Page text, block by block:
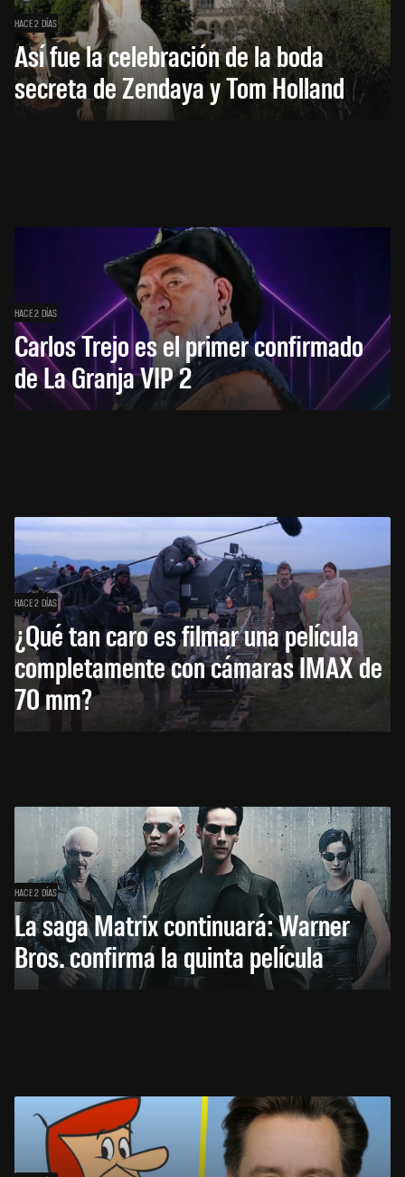
HACE 2 DÍAS
Así fue la celebración de la boda
secreta de Zendaya y Tom Holland
HACE 2 DÍAS
Carlos Trejo es el primer confirmado
de La Granja VIP 2
HACE 2 DÍAS
¿Qué tan caro es filmar una película
completamente con cámaras IMAX de
70 mm?
HACE 2 DÍAS
La saga Matrix continuará: Warner
Bros. confirma la quinta película